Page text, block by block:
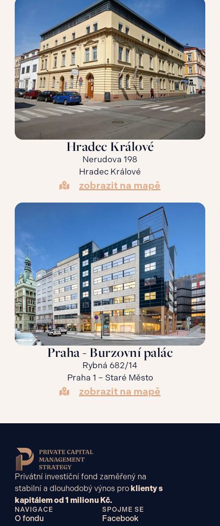
Hradec Králové
Nerudova 198
Hradec Králové
zobrazit na mapě
Praha - Burzovní palác
Rybná 682/14
Praha 1 – Staré Město
zobrazit na mapě
Privátní investiční fond zaměřený na
stabilní a dlouhodobý výnos pro klienty s
kapitálem od 1 milionu Kč.
NAVIGACE
O fondu
SPOJME SE
Facebook